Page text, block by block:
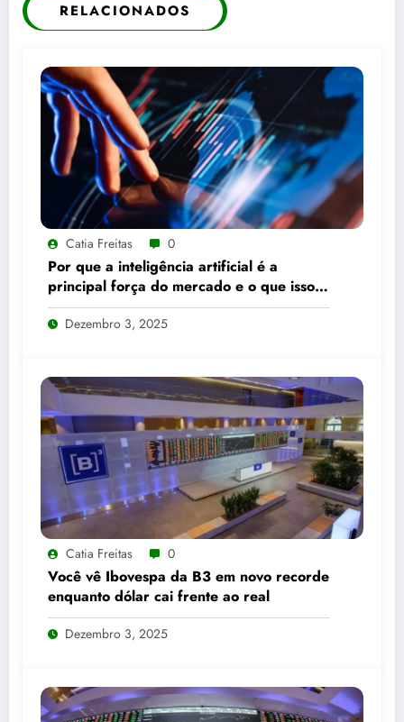
RELACIONADOS
Catia Freitas 0
Por que a inteligência artificial é a
principal força do mercado e o que isso
significa para seus investimentos
Dezembro 3, 2025
Catia Freitas 0
Você vê Ibovespa da B3 em novo recorde
enquanto dólar cai frente ao real
Dezembro 3, 2025